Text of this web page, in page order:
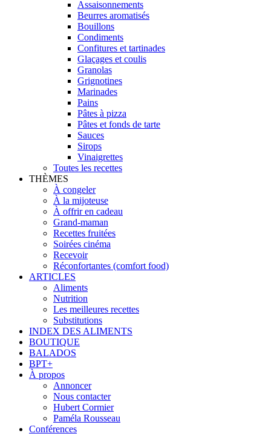
Assaisonnements
Beurres aromatisés
Bouillons
Condiments
Confitures et tartinades
Glaçages et coulis
Granolas
Grignotines
Marinades
Pains
Pâtes à pizza
Pâtes et fonds de tarte
Sauces
Sirops
Vinaigrettes
Toutes les recettes
THÈMES
À congeler
À la mijoteuse
À offrir en cadeau
Grand-maman
Recettes fruitées
Soirées cinéma
Recevoir
Réconfortantes (comfort food)
ARTICLES
Aliments
Nutrition
Les meilleures recettes
Substitutions
INDEX DES ALIMENTS
BOUTIQUE
BALADOS
BPT+
À propos
Annoncer
Nous contacter
Hubert Cormier
Paméla Rousseau
Conférences